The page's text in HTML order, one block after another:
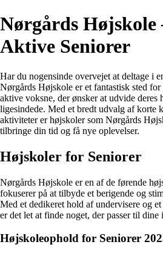
Nørgårds Højskole
Aktive Seniorer
Har du nogensinde overvejet at deltage i
Nørgårds Højskole er et fantastisk sted
aktive voksne, der ønsker at udvide deres
ligesindede. Med et bredt udvalg af korte
aktiviteter er højskoler som Nørgårds
tilbringe din tid og få nye oplevelser.
Højskoler for Seniorer
Nørgårds Højskole er en af de førende
fokuserer på at tilbyde et berigende og
Med et dedikeret hold af undervisere og
er det let at finde noget, der passer til dine
Højskoleophold for Seniorer